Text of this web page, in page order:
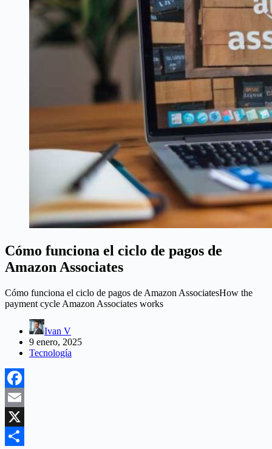
Cómo funciona el ciclo de pagos de
Amazon Associates
Cómo funciona el ciclo de pagos de Amazon AssociatesHow the
payment cycle Amazon Associates works
Ivan V
9 enero, 2025
Tecnología
Facebook
Email
X